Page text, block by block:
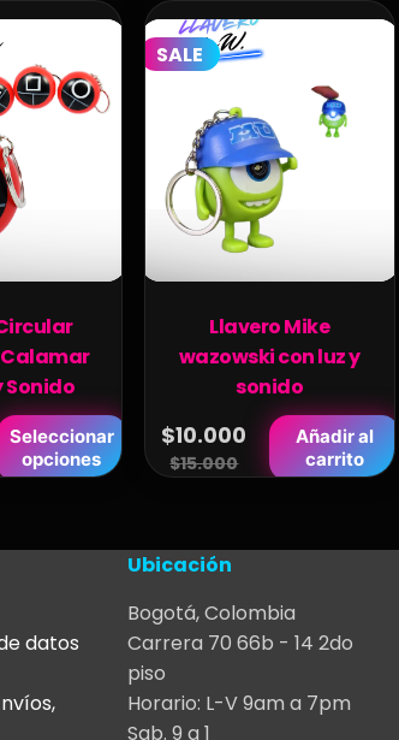
Sonido
Seleccionar
opciones
SALE
Llavero Mike
wazowski con luz y
sonido
$15.000
Original
$15.000.
$10.000
Current
$10.000.
Añadir al
carrito
datos
Ubicación
Bogotá, Colombia
Carrera 70 66b - 14 2do
piso
Horario: L-V 9am a 7pm
Sab. 9 a 1